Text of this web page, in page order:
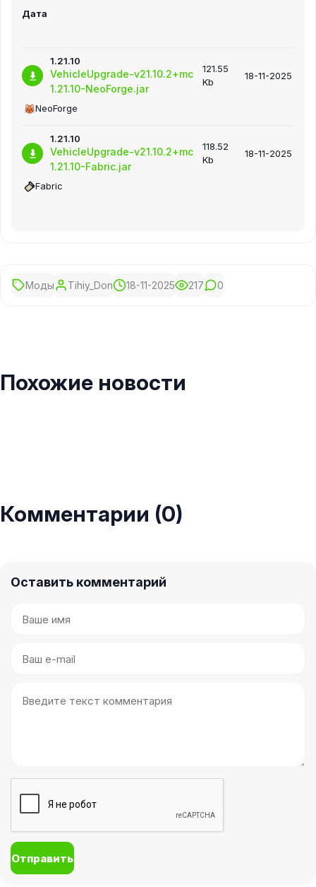
Дата
1.21.10
VehicleUpgrade-v21.10.2+mc
1.21.10-NeoForge.jar
NeoForge
121.55
Kb
18-11-2025
1.21.10
VehicleUpgrade-v21.10.2+mc
1.21.10-Fabric.jar
Fabric
118.52
Kb
18-11-2025
Моды Tihiy_Don 18-11-2025 217 0
Похожие новости
Комментарии (0)
Оставить комментарий
Отправить